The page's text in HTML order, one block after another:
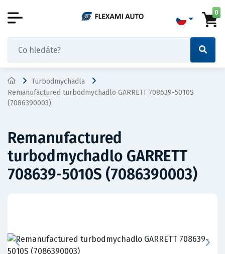
0
Turbodmychadla
Remanufactured turbodmychadlo GARRETT 708639-5010S
(7086390003)
Remanufactured
turbodmychadlo GARRETT
708639-5010S (7086390003)